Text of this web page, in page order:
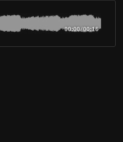
00:00/00:16